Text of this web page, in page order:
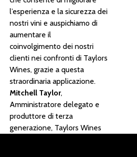
l’esperienza e la sicurezza dei
nostri vini e auspichiamo di
aumentare il
coinvolgimento dei nostri
clienti nei confronti di Taylors
Wines, grazie a questa
straordinaria applicazione.
Mitchell Taylor,
Amministratore delegato e
produttore di terza
generazione, Taylors Wines